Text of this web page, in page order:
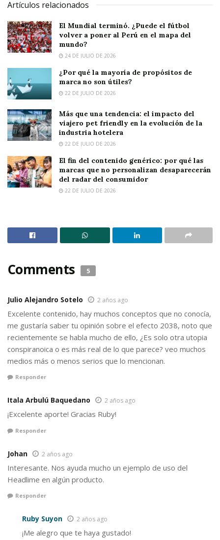
Artículos relacionados
El Mundial terminó. ¿Puede el fútbol
volver a poner al Perú en el mapa del
mundo?
24 DE JULIO DE 2026
¿Por qué la mayoría de propósitos de
marca no son útiles?
22 DE JULIO DE 2026
Más que una tendencia: el impacto del
viajero pet friendly en la evolución de la
industria hotelera
22 DE JULIO DE 2026
El fin del contenido genérico: por qué las
marcas que no personalizan desaparecerán
del radar del consumidor
22 DE JULIO DE 2026
Comments 5
Julio Alejandro Sotelo 2 años ago
Excelente contenido, hay muchos conceptos que no conocía,
me gustaría saber tu opinión sobre el efecto 2038, noto que
recientemente se habla mucho de ello, ¿Es solo otra utopia
conspiranoica o es más real de lo que parece? veo muchos
medios más o menos serios que lo mencionan.
Responder
Itala Arbulú Baquedano 2 años ago
¡Excelente aporte! Gracias Ruby!
Responder
Johan 2 años ago
Interesante. Nos ayuda mucho un ejemplo de uso del
Headlime en algún producto.
Responder
Ruby Suyon 2 años ago
¡Me alegro que te haya gustado!